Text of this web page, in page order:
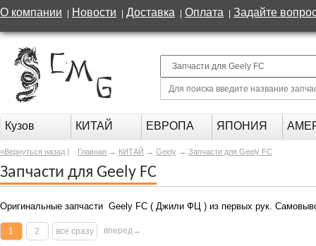
О компании Новости Доставка Оплата Задайте
Кузов КИТАЙ ЕВРОПА ЯПОНИЯ
«Вернуться назад | Главная → КИТАЙ → Geely → Запчасти для Geely FC
Запчасти для Geely FC
Оригинальные запчасти Geely FC ( Джили ФЦ ) из первых рук.
1 2 все сразу вперед→